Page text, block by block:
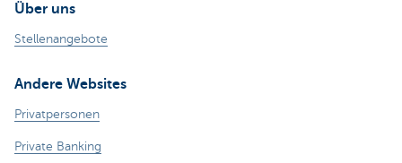
Über uns
Stellenangebote
Andere Websites
Privatpersonen
Private Banking